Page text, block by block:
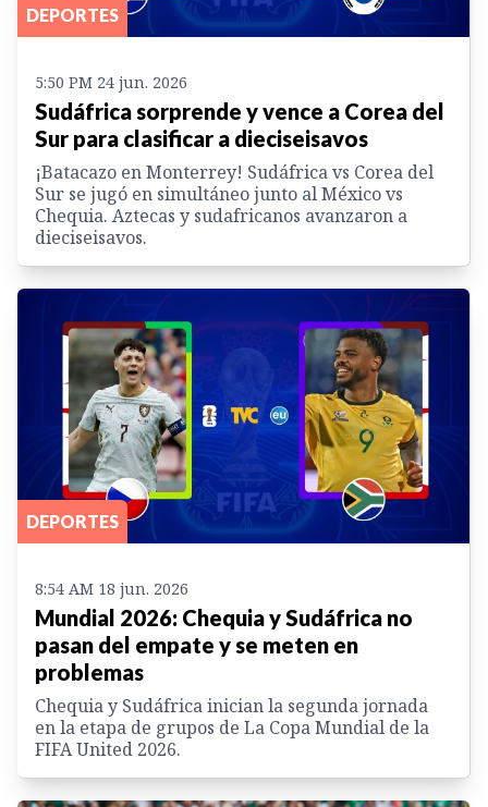
DEPORTES
5:50 PM 24 jun. 2026
Sudáfrica sorprende y vence a Corea del
Sur para clasificar a dieciseisavos
¡Batacazo en Monterrey! Sudáfrica vs Corea del
Sur se jugó en simultáneo junto al México vs
Chequia. Aztecas y sudafricanos avanzaron a
dieciseisavos.
DEPORTES
8:54 AM 18 jun. 2026
Mundial 2026: Chequia y Sudáfrica no
pasan del empate y se meten en
problemas
Chequia y Sudáfrica inician la segunda jornada
en la etapa de grupos de La Copa Mundial de la
FIFA United 2026.